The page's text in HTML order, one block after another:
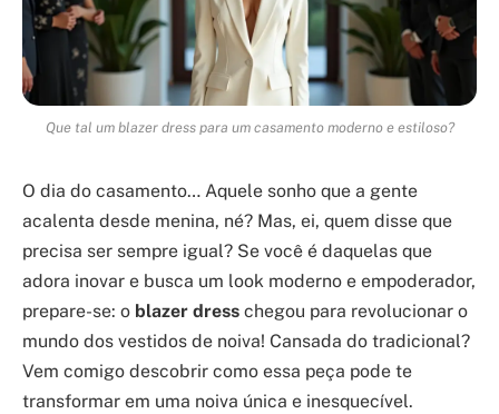
Que tal um blazer dress para um casamento moderno e estiloso?
O dia do casamento… Aquele sonho que a gente
acalenta desde menina, né? Mas, ei, quem disse que
precisa ser sempre igual? Se você é daquelas que
adora inovar e busca um look moderno e empoderador,
prepare-se: o blazer dress chegou para revolucionar o
mundo dos vestidos de noiva! Cansada do tradicional?
Vem comigo descobrir como essa peça pode te
transformar em uma noiva única e inesquecível.